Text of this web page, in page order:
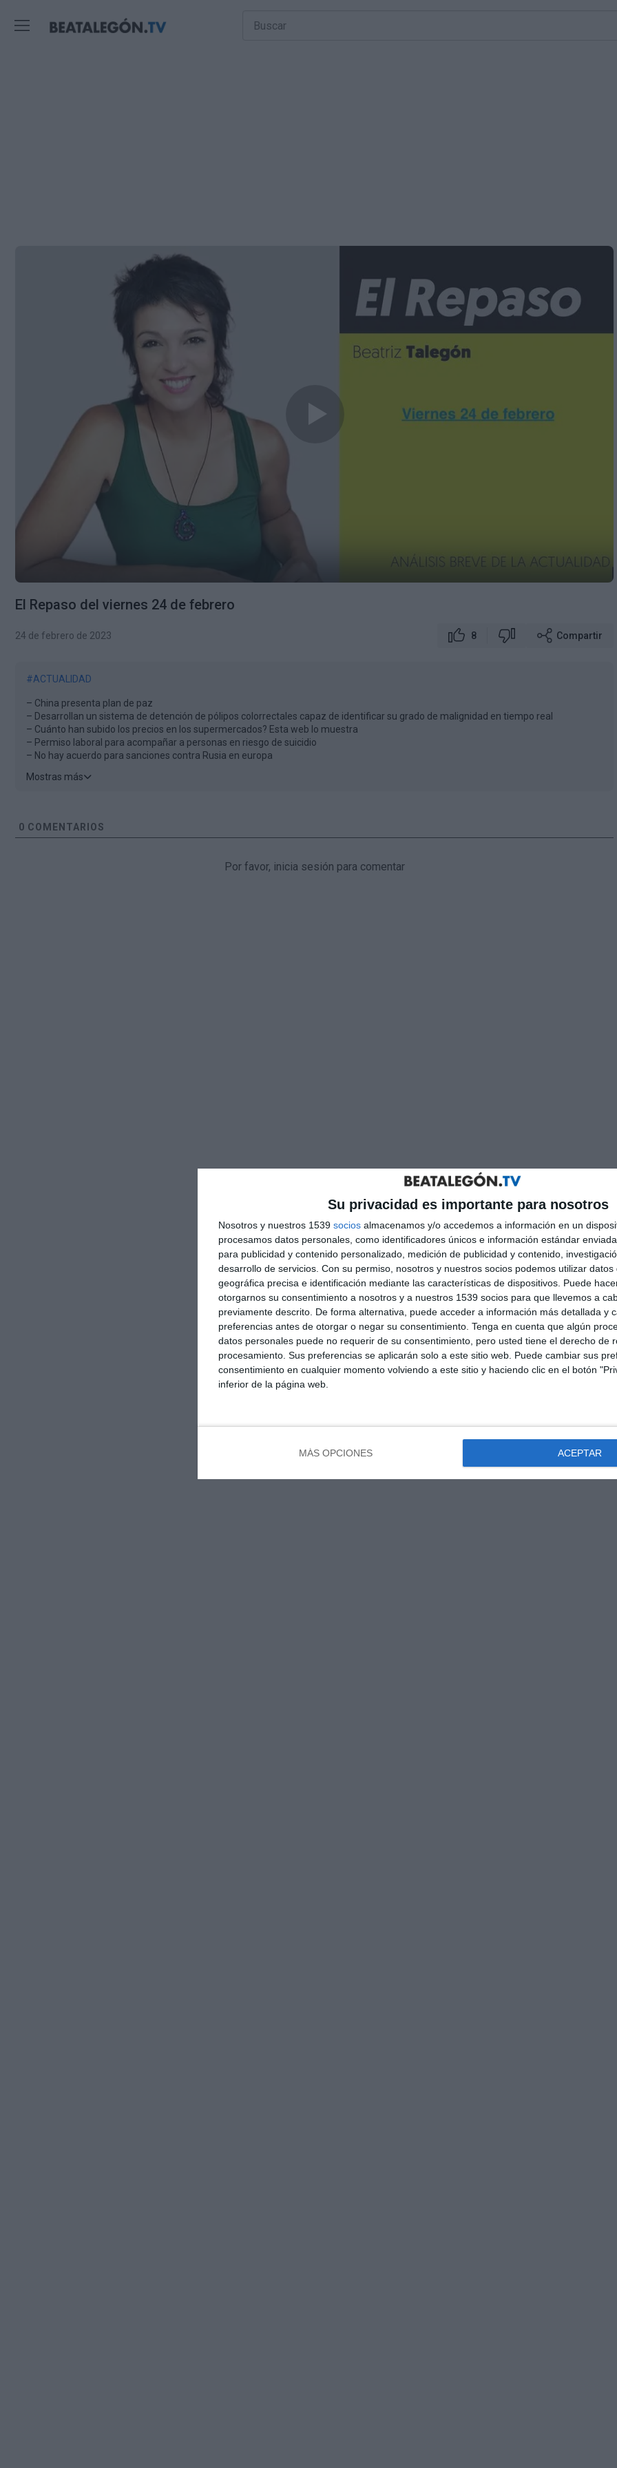
Su privacidad es importante para nosotros
Nosotros y nuestros 1539 socios almacenamos y/o accedemos a información en un
procesamos datos personales, como identificadores únicos e información estándar
para publicidad y contenido personalizado, medición de publicidad y contenido,
desarrollo de servicios. Con su permiso, nosotros y nuestros socios podemos utilizar datos
geográfica precisa e identificación mediante las características de dispositivos. Puede
otorgarnos su consentimiento a nosotros y a nuestros 1539 socios para que llevemos a
previamente descrito. De forma alternativa, puede acceder a información más detallada y
preferencias antes de otorgar o negar su consentimiento. Tenga en cuenta que algún
datos personales puede no requerir de su consentimiento, pero usted tiene el derecho de
procesamiento. Sus preferencias se aplicarán solo a este sitio web. Puede cambiar sus
consentimiento en cualquier momento volviendo a este sitio y haciendo clic en el botón
inferior de la página web.
MÁS OPCIONES ACEPTAR
El Repaso del viernes 24 de febrero
24 de febrero de 2023 8 Compartir
#ACTUALIDAD
– China presenta plan de paz
– Desarrollan un sistema de detención de pólipos colorrectales capaz de identificar su grado de malignidad en tiempo real
– Cuánto han subido los precios en los supermercados? Esta web lo muestra
– Permiso laboral para acompañar a personas en riesgo de suicidio
– No hay acuerdo para sanciones contra Rusia en europa
– Competencia avisa de que las facturas de la Luz reflejan subidas poco claras
– El timo de las farmacéuticas
– Seymour Hers explica por qué cree que EEUU hizo estallar el Nord Stream
– Primer ministro húngaro dice que hacen falta más discusiones sobre la entrada de Finlandia y Suecia en la OTAN
Mostras más
Por favor, inicia sesión para comentar
0 COMENTARIOS